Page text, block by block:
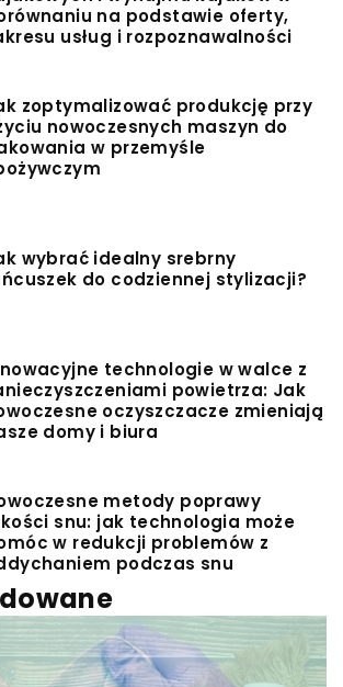
na podstawie oferty,
usług i rozpoznawalności
zoptymalizować produkcję przy
nowoczesnych maszyn do
w przemyśle
wybrać idealny srebrny
do codziennej stylizacji?
technologie w walce z
powietrza: Jak
oczyszczacze zmieniają
domy i biura
metody poprawy
snu: jak technologia może
w redukcji problemów z
podczas snu